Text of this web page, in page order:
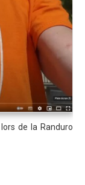
de la Randuro